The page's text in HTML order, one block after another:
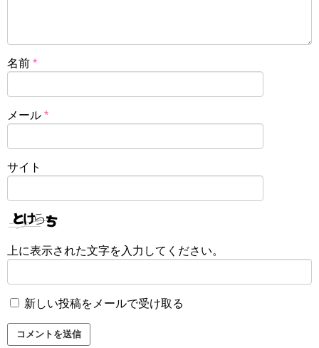
名前 *
メール *
サイト
上に表示された文字を入力してください。
新しい投稿をメールで受け取る